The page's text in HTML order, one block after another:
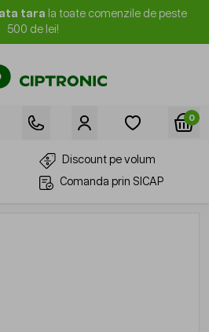
tara la toate comenzile de peste
500 de lei!
0
Discount pe volum
Comanda prin SICAP